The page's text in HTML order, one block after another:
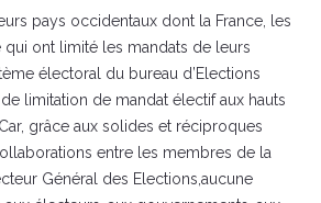
pays occidentaux dont la France, les
qui ont limité les mandats de leurs
électoral du bureau d’Elections
de limitation de mandat électif aux hauts
grâce aux solides et réciproques
entre les membres de la
Général des Elections,aucune